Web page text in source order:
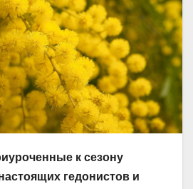
к сезону
гедонистов и